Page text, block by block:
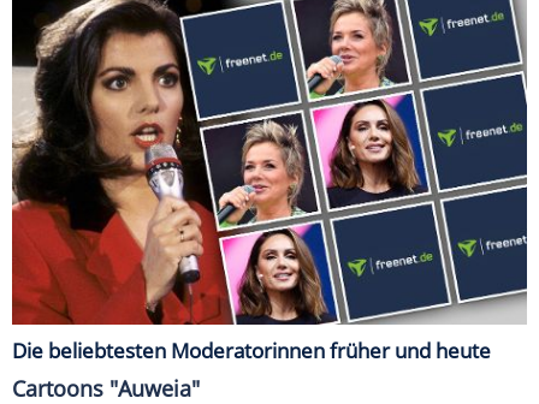
Die beliebtesten Moderatorinnen früher und heute
Cartoons "Auweia"